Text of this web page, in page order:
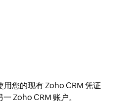
您的现有 Zoho CRM 凭证
Zoho CRM 账户。